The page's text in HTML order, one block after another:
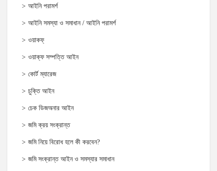
আইনি পরামর্শ
আইনি সমস্যা ও সমাধান / আইনি পরামর্শ
ওয়াকফ্
ওয়াক্‌ফ সম্পত্তি আইন
কোর্ট ম্যারেজ
চুক্তি আইন
চেক ডিজঅনার আইন
জমি ক্রয় সংক্রান্ত
জমি নিয়ে বিরোধ হলে কী করবেন?
জমি সংক্রান্ত আইন ও সমস্যার সমাধান